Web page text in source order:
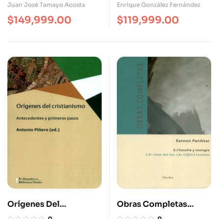
Juan José Tamayo Acosta
$149,999.00
Enrique González Fernández
$119,999.00
Orígenes Del
Cristianismo
Obras Completas
Raimon Panikkar (X-1)